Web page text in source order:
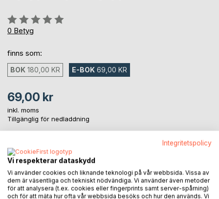
Betyg::
0%
0 Betyg
finns som:
BOK 180,00 KR E-BOK 69,00 KR
69,00 kr
inkl. moms
Tillgänglig för nedladdning
LÄGG I KUNDVAGNEN
Lägg till i kom-ihåglista
Recensera titel
Integritetspolicy
Vi respekterar dataskydd
Vi använder cookies och liknande teknologi på vår webbsida. Vissa av
dem är väsentliga och tekniskt nödvändiga. Vi använder även metoder
för att analysera (t.ex. cookies eller fingerprints samt server-spårning)
och för att mäta hur ofta vår webbsida besöks och hur den används. Vi